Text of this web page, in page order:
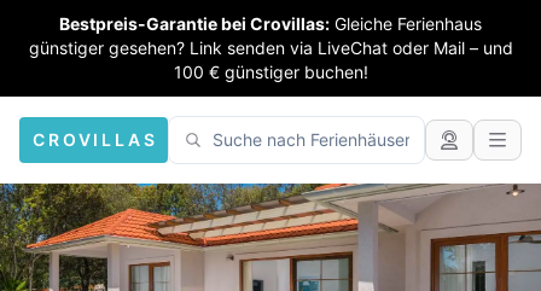
Bestpreis-Garantie bei Crovillas: Gleiche Ferienhaus
günstiger gesehen? Link senden via LiveChat oder Mail – und
100 € günstiger buchen!
CROVILLAS